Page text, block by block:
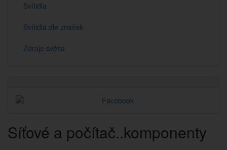
Svítidla
Svítidla dle značek
Zdroje světla
Síťové a počítač..komponenty